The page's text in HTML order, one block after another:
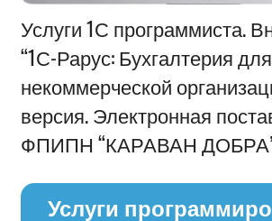
Информация
Услуги 1С программиста.
“1С-Рарус: Бухгалтерия для
некоммерческой
версия. Электронная
ФПИПН “КАРАВАН
Услуги